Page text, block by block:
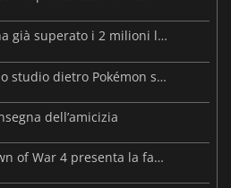
Resident Evil: Veronica ha già superato i 2 milioni liste dei desideri
Beast of Reincarnation: lo studio dietro Pokémon su una nuova strada
dell’amicizia
Warhammer 40.000: Dawn of War 4 presenta la fazione dei Necron